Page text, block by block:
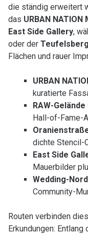
die ständig erweitert
das URBAN NATION
East Side Gallery,
oder der Teufelsberg
Flächen und rauer
URBAN
kuratierte
RAW-
Hall-of-Fame-
dichte Stencil-
East Side
Mauerbilder
Wedding-
Community-
Routen verbinden
Erkundungen: Entlang